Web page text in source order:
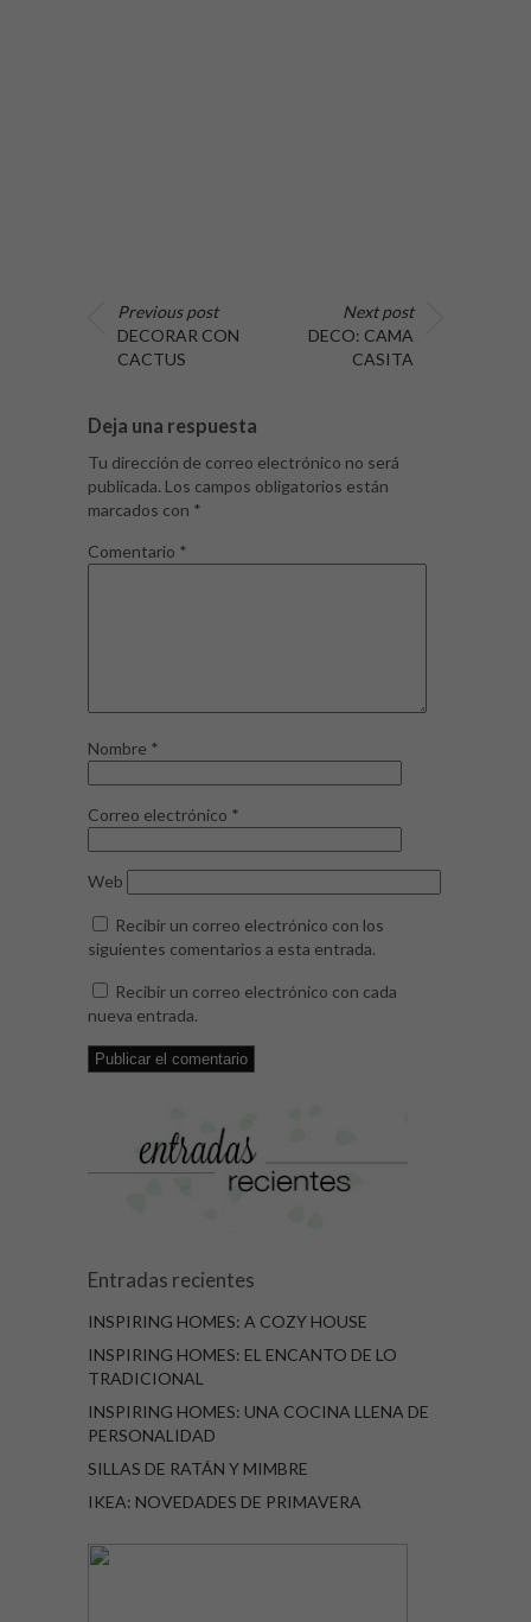
Previous post
DECORAR CON
CACTUS
Next post
DECO: CAMA
CASITA
Deja una respuesta
Tu dirección de correo electrónico no será
publicada. Los campos obligatorios están
marcados con *
Comentario *
Nombre *
Correo electrónico *
Web
Recibir un correo electrónico con los
siguientes comentarios a esta entrada.
Recibir un correo electrónico con cada
nueva entrada.
Entradas recientes
INSPIRING HOMES: A COZY HOUSE
INSPIRING HOMES: EL ENCANTO DE LO
TRADICIONAL
INSPIRING HOMES: UNA COCINA LLENA DE
PERSONALIDAD
SILLAS DE RATÁN Y MIMBRE
IKEA: NOVEDADES DE PRIMAVERA